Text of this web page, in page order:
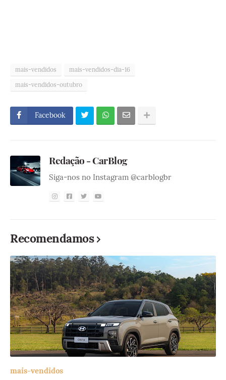
mais-vendidos
mais-vendidos-dia-16
mais-vendidos-outubro
Facebook
Redação - CarBlog
Siga-nos no Instagram @carblogbr
Recomendamos
mais-vendidos